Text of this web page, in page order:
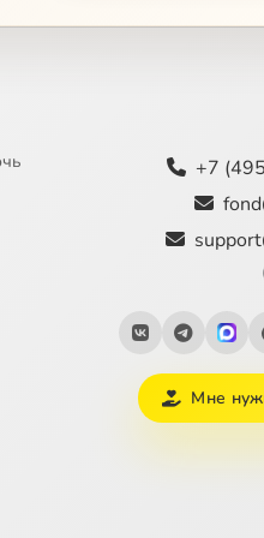
или общая логика
или общая логика
или общая логика
или общая логика
или общая логика
+7
Мне